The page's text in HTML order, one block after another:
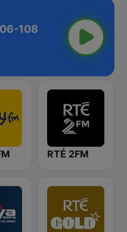
108
RTÉ 2FM